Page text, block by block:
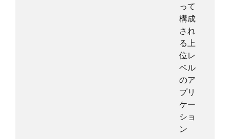
って
構成
され
る上
位レ
ベル
のア
プリ
ケー
ショ
ン